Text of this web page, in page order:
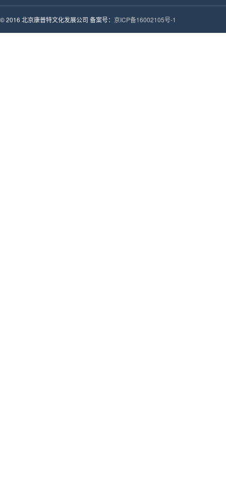
© 2016 北京康普特文化发展公司 备案号： 京ICP备16002105号-1